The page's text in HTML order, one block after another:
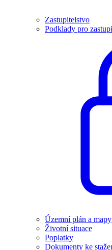
Zastupitelstvo
Podklady pro
Územní plán a mapy
Životní situace
Poplatky
Dokumenty ke